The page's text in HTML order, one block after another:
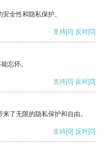
全性和隐私保护。
支持[0] 反对[0]
忘怀。
支持[0] 反对[0]
了无限的隐私保护和自由。
支持[0] 反对[0]